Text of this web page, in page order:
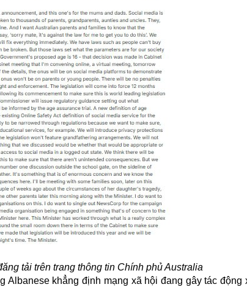
tải trên trang thông tin Chính phủ Australia
Albanese khẳng định mạng xã hội đang gây tác động